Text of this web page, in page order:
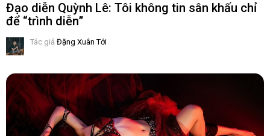
Đạo diễn Quỳnh Lê: Tôi không tin sân khấu chỉ
để “trình diễn”
Tác giả Đặng Xuân Tới